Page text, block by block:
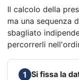
Il calcolo della
ma una sequenza
sbagliato
percorrerli
1 Si fissa la